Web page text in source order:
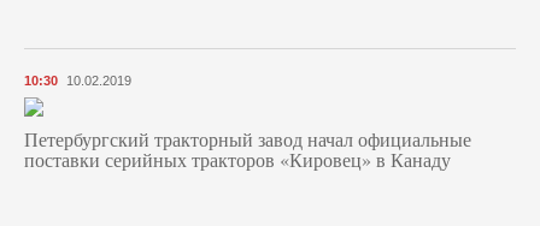
10:30 10.02.2019
Петербургский тракторный завод начал официальные
поставки серийных тракторов «Кировец» в Канаду